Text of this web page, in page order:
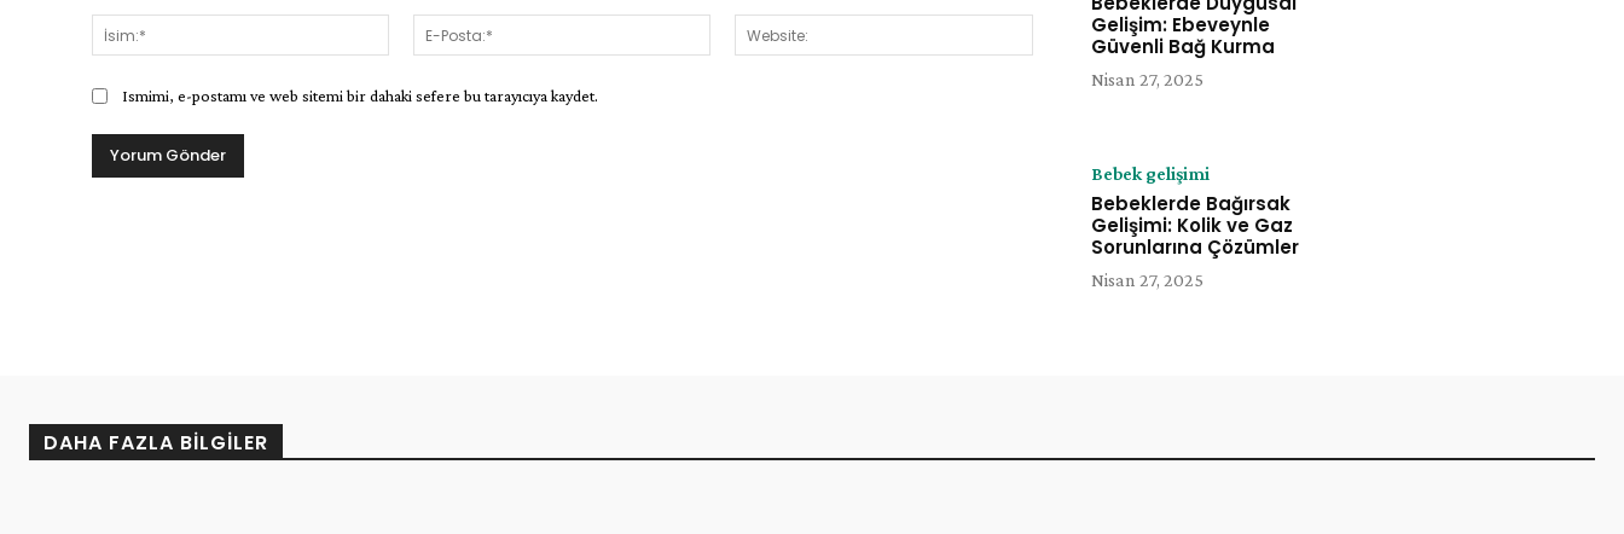
İsim:*
Posta:*
Website:
Ismimi, e-postamı ve web sitemi bir dahaki sefere bu tarayıcıya kaydet.
Gelişim: Ebeveynle
Güvenli Bağ Kurma
Nisan 27, 2025
Bebek gelişimi
Bebeklerde Bağırsak
Gelişimi: Kolik ve Gaz
Sorunlarına Çözümler
Nisan 27, 2025
DAHA FAZLA BILGILER